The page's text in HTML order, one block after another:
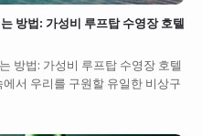
방법: 가성비 루프탑 수영장 호텔
방법: 가성비 루프탑 수영장 호텔
서 우리를 구원할 유일한 비상구